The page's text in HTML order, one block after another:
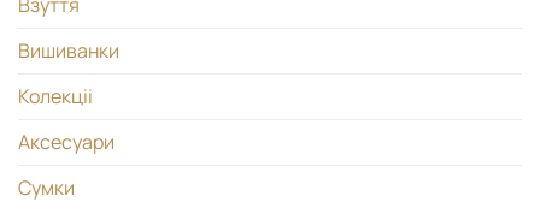
Вишиванки
Колекціі
Аксесуари
Сумки